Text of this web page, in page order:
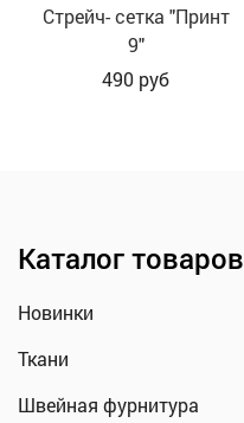
Стрейч- сетка "Принт
9"
490 руб
Каталог товаров
Новинки
Ткани
Швейная фурнитура